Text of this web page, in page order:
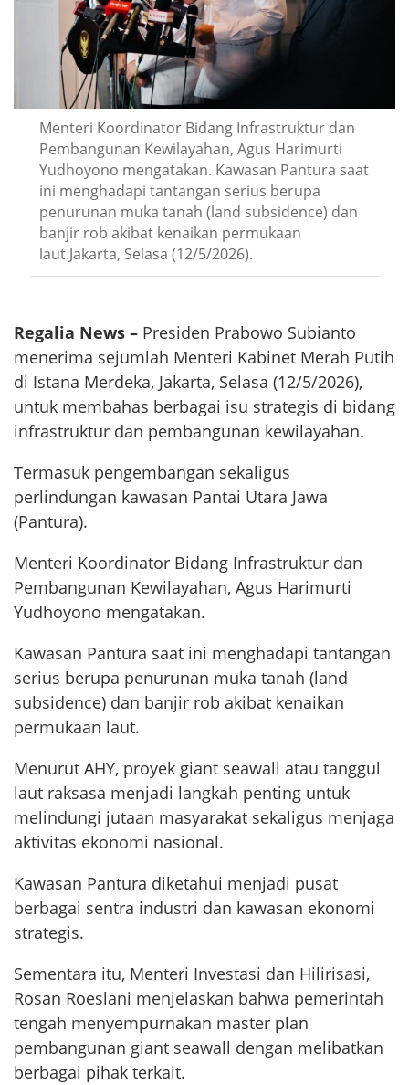
Menteri Koordinator Bidang Infrastruktur dan
Pembangunan Kewilayahan, Agus Harimurti
Yudhoyono mengatakan. Kawasan Pantura saat
ini menghadapi tantangan serius berupa
penurunan muka tanah (land subsidence) dan
banjir rob akibat kenaikan permukaan
laut.Jakarta, Selasa (12/5/2026).
Regalia News – Presiden Prabowo Subianto
menerima sejumlah Menteri Kabinet Merah Putih
di Istana Merdeka, Jakarta, Selasa (12/5/2026),
untuk membahas berbagai isu strategis di bidang
infrastruktur dan pembangunan kewilayahan.
Termasuk pengembangan sekaligus
perlindungan kawasan Pantai Utara Jawa
(Pantura).
Menteri Koordinator Bidang Infrastruktur dan
Pembangunan Kewilayahan, Agus Harimurti
Yudhoyono mengatakan.
Kawasan Pantura saat ini menghadapi tantangan
serius berupa penurunan muka tanah (land
subsidence) dan banjir rob akibat kenaikan
permukaan laut.
Menurut AHY, proyek giant seawall atau tanggul
laut raksasa menjadi langkah penting untuk
melindungi jutaan masyarakat sekaligus menjaga
aktivitas ekonomi nasional.
Kawasan Pantura diketahui menjadi pusat
berbagai sentra industri dan kawasan ekonomi
strategis.
Sementara itu, Menteri Investasi dan Hilirisasi,
Rosan Roeslani menjelaskan bahwa pemerintah
tengah menyempurnakan master plan
pembangunan giant seawall dengan melibatkan
berbagai pihak terkait.